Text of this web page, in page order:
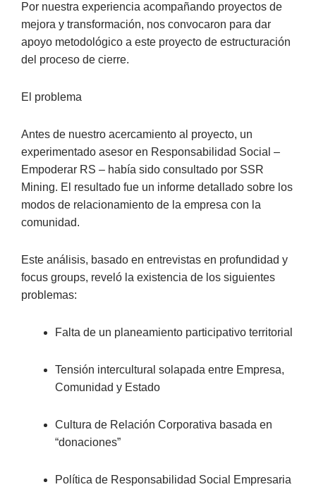
Por nuestra experiencia acompañando proyectos de
mejora y transformación, nos convocaron para dar
apoyo metodológico a este proyecto de estructuración
del proceso de cierre.
El problema
Antes de nuestro acercamiento al proyecto, un
experimentado asesor en Responsabilidad Social –
Empoderar RS – había sido consultado por SSR
Mining. El resultado fue un informe detallado sobre los
modos de relacionamiento de la empresa con la
comunidad.
Este análisis, basado en entrevistas en profundidad y
focus groups, reveló la existencia de los siguientes
problemas:
Falta de un planeamiento participativo territorial
Tensión intercultural solapada entre Empresa,
Comunidad y Estado
Cultura de Relación Corporativa basada en
“donaciones”
Política de Responsabilidad Social Empresaria